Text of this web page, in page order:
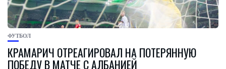
ФУТБОЛ
КРАМАРИЧ ОТРЕАГИРОВАЛ НА ПОТЕРЯННУЮ
ПОБЕДУ В МАТЧЕ С АЛБАНИЕЙ